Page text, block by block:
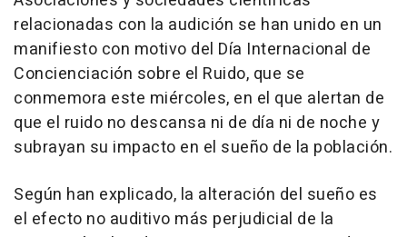
relacionadas con la audición se han unido en un
manifiesto con motivo del Día Internacional de
Concienciación sobre el Ruido, que se
conmemora este miércoles, en el que alertan de
que el ruido no descansa ni de día ni de noche y
subrayan su impacto en el sueño de la población.
Según han explicado, la alteración del sueño es
el efecto no auditivo más perjudicial de la